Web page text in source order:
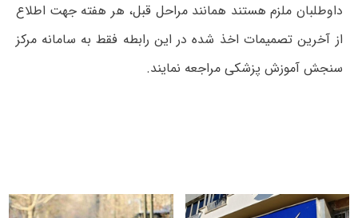
داوطلبان ملزم هستند همانند مراحل قبل، هر هفته جهت اطلاع
از آخرین تصمیمات اخذ شده در این رابطه فقط به سامانه مرکز
سنجش آموزش پزشکی مراجعه نمایند.